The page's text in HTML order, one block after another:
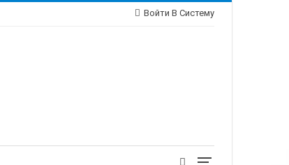
Войти В Систему